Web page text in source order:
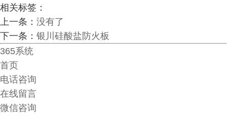
相关标签：
上一条： 没有了
下一条： 银川硅酸盐防火板
365系统
首页
电话咨询
在线留言
微信咨询